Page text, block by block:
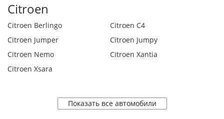
Citroen
Citroen Berlingo
Citroen C4
Citroen Jumper
Citroen Jumpy
Citroen Nemo
Citroen Xantia
Citroen Xsara
Показать все автомобили